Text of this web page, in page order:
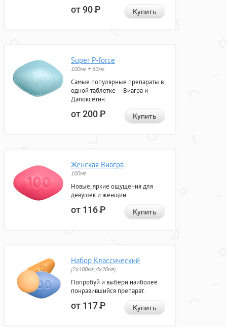
от 90Р Купить
Super P-force
100мг + 60мг
Самые популярные препараты в
одной таблетке — Виагра и
Дапоксетин.
от 200Р Купить
Женская Виагра
100мг
Новые, яркие ощущения для
девушек и женщин.
от 116Р Купить
Набор Классический
(2x100мг, 4x20мг)
Попробуй и выбери наиболее
понравившийся препарат.
от 117Р Купить